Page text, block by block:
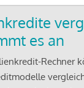
es an
Rechner